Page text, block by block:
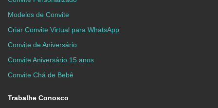
Modelos de Convite
Criar Convite Virtual para WhatsApp
Convite de Aniversário
Convite Aniversário 15 anos
Convite Chá de Bebê
Trabalhe Conosco